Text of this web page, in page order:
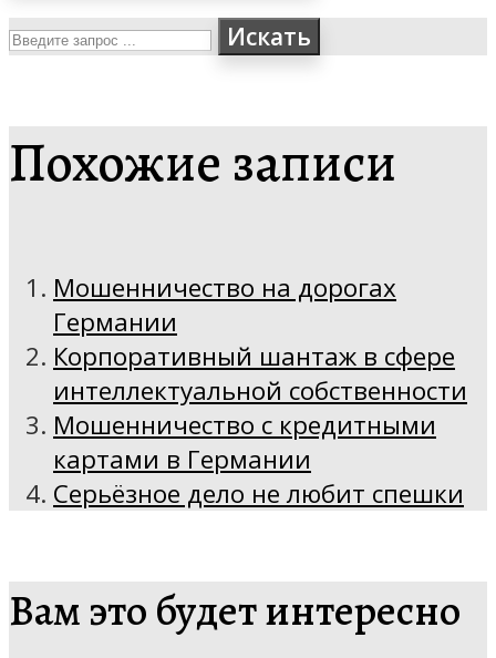
Искать
Похожие записи
Мошенничество на дорогах
Германии
Корпоративный шантаж в сфере
интеллектуальной собственности
Мошенничество с кредитными
картами в Германии
Серьёзное дело не любит спешки
Вам это будет интересно